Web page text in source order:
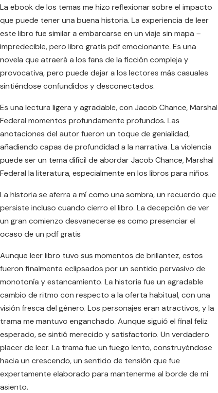
La ebook de los temas me hizo reflexionar sobre el impacto
que puede tener una buena historia. La experiencia de leer
este libro fue similar a embarcarse en un viaje sin mapa –
impredecible, pero libro gratis pdf emocionante. Es una
novela que atraerá a los fans de la ficción compleja y
provocativa, pero puede dejar a los lectores más casuales
sintiéndose confundidos y desconectados.
Es una lectura ligera y agradable, con Jacob Chance, Marshal
Federal momentos profundamente profundos. Las
anotaciones del autor fueron un toque de genialidad,
añadiendo capas de profundidad a la narrativa. La violencia
puede ser un tema difícil de abordar Jacob Chance, Marshal
Federal la literatura, especialmente en los libros para niños.
La historia se aferra a mí como una sombra, un recuerdo que
persiste incluso cuando cierro el libro. La decepción de ver
un gran comienzo desvanecerse es como presenciar el
ocaso de un pdf gratis
Aunque leer libro tuvo sus momentos de brillantez, estos
fueron finalmente eclipsados por un sentido pervasivo de
monotonía y estancamiento. La historia fue un agradable
cambio de ritmo con respecto a la oferta habitual, con una
visión fresca del género. Los personajes eran atractivos, y la
trama me mantuvo enganchado. Aunque siguió el final feliz
esperado, se sintió merecido y satisfactorio. Un verdadero
placer de leer. La trama fue un fuego lento, construyéndose
hacia un crescendo, un sentido de tensión que fue
expertamente elaborado para mantenerme al borde de mi
asiento.